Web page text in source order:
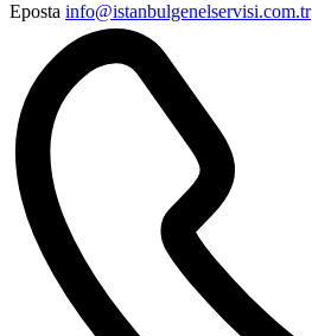
Eposta info@istanbulgenelservisi.com.tr